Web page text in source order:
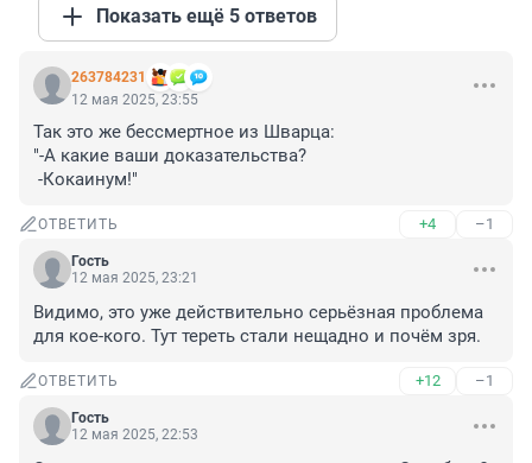
Показать ещё 5 ответов
263784231
12 мая 2025, 23:55
Так это же бессмертное из Шварца:
"-А какие ваши доказательства?
-Кокаинум!"
ОТВЕТИТЬ +4 –1
Гость
12 мая 2025, 23:21
Видимо, это уже действительно серьёзная проблема
для кое-кого. Тут тереть стали нещадно и почём зря.
ОТВЕТИТЬ +12 –1
Гость
12 мая 2025, 22:53